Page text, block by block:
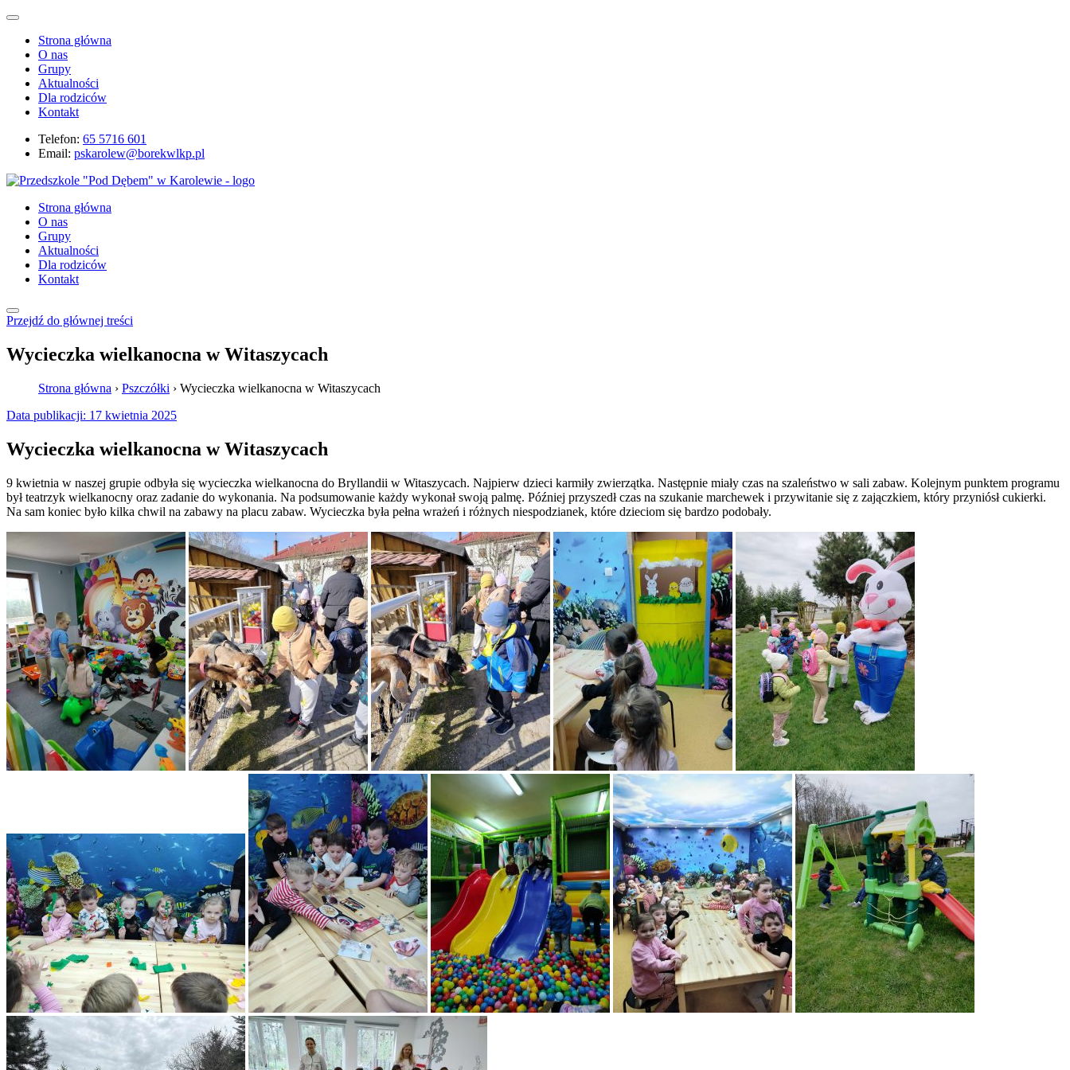
Strona główna
O nas
Grupy
Aktualności
Dla rodziców
Kontakt
Telefon: 65 5716 601
Email: pskarolew@borekwlkp.pl
Strona główna
O nas
Grupy
Aktualności
Dla rodziców
Kontakt
Przejdź do głównej treści
Wycieczka wielkanocna w Witaszycach
Strona główna › Pszczółki › Wycieczka wielkanocna w Witaszycach
Data publikacji: 17 kwietnia 2025
Wycieczka wielkanocna w Witaszycach
9 kwietnia w naszej grupie odbyła się wycieczka wielkanocna do Bryllandii w Witaszycach. Najpierw dzieci karmiły zwierzątka. Następnie miały czas na szaleństwo w sali zabaw. Kolejnym punktem programu
był teatrzyk wielkanocny oraz zadanie do wykonania. Na podsumowanie każdy wykonał swoją palmę. Później przyszedł czas na szukanie marchewek i przywitanie się z zajączkiem, który przyniósł cukierki.
Na sam koniec było kilka chwil na zabawy na placu zabaw. Wycieczka była pełna wrażeń i różnych niespodzianek, które dzieciom się bardzo podobały.